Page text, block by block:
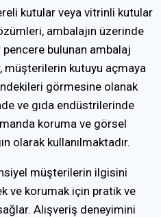
kutular veya vitrinli kutular
ambalajın üzerinde
bulunan ambalaj
müşterilerin kutuyu açmaya
görmesine olanak
ve gıda endüstrilerinde
koruma ve görsel
olarak kullanılmaktadır.
müşterilerin ilgisini
ve korumak için pratik ve
Alışveriş deneyimini